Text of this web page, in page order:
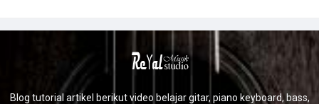
Blog tutorial artikel berikut video belajar gitar, piano keyboard, bass,